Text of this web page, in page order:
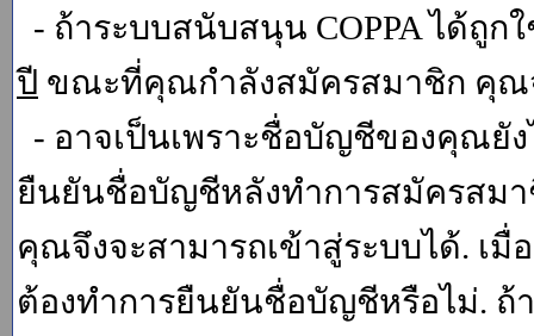
- ถ้าระบบสนับสนุน COPPA ได้ถู
ปี ขณะที่คุณกำลังสมัครสมาชิก คุ
- อาจเป็นเพราะชื่อบัญชีของคุณยั
ยืนยันชื่อบัญชีหลังทำการสมัครสมา
คุณจึงจะสามารถเข้าสู่ระบบได้. เ
ต้องทำการยืนยันชื่อบัญชีหรือไม่.